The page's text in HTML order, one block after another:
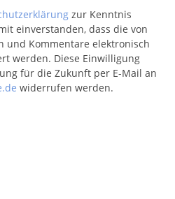
zur Kenntnis
einverstanden, dass die von
und Kommentare elektronisch
werden. Diese Einwilligung
für die Zukunft per E-Mail an
widerrufen werden.